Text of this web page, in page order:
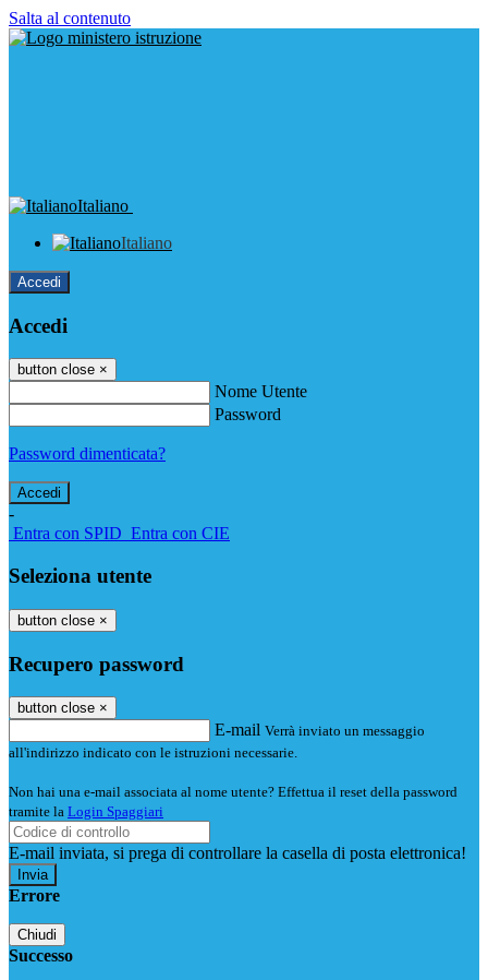
Salta al contenuto
Italiano
Italiano
Accedi
Accedi
button close ×
Nome Utente
Password
Password dimenticata?
-
Entra con SPID Entra con CIE
Seleziona utente
button close ×
Recupero password
button close ×
E-mail Verrà inviato un messaggio
all'indirizzo indicato con le istruzioni necessarie.
Non hai una e-mail associata al nome utente? Effettua il reset della password
tramite la Login Spaggiari
E-mail inviata, si prega di controllare la casella di posta elettronica!
Errore
Chiudi
Successo